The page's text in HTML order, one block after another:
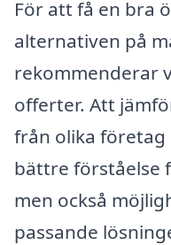
För att få en bra
alternativen på
rekommenderar
offerter. Att
från olika företag
bättre förståelse
men också
passande